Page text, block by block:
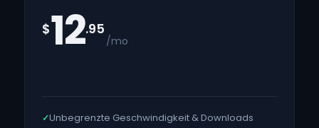
$12.95
/mo
✓Unbegrenzte Geschwindigkeit & Downloads